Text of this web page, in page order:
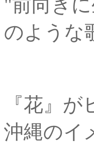
"前向き
のような
『花』
沖縄のイ